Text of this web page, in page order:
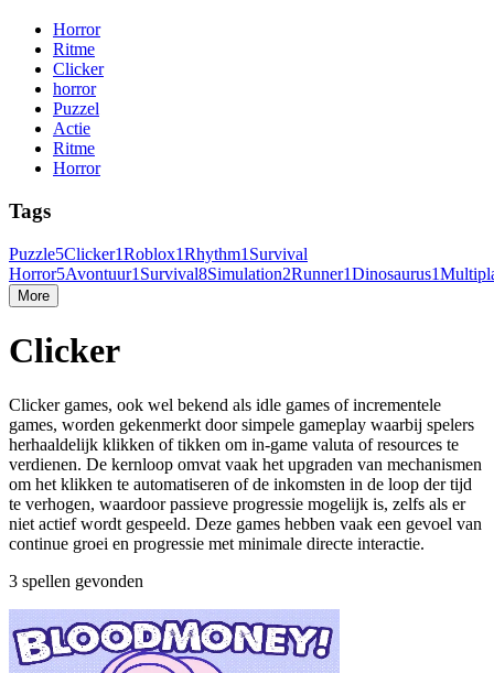
Horror
Ritme
Clicker
horror
Puzzel
Actie
Ritme
Horror
Tags
Puzzle5Clicker1Roblox1Rhythm1 Survival
Horror5Avontuur1 Survival8Simulation2Runner1Dinosaurus1
More
Clicker
Clicker games, ook wel bekend als idle games of incrementele
games, worden gekenmerkt door simpele gameplay waarbij spelers
herhaaldelijk klikken of tikken om in-game valuta of resources te
verdienen. De kernloop omvat vaak het upgraden van mechanismen
om het klikken te automatiseren of de inkomsten in de loop der tijd
te verhogen, waardoor passieve progressie mogelijk is, zelfs als er
niet actief wordt gespeeld. Deze games hebben vaak een gevoel van
continue groei en progressie met minimale directe interactie.
3 spellen gevonden